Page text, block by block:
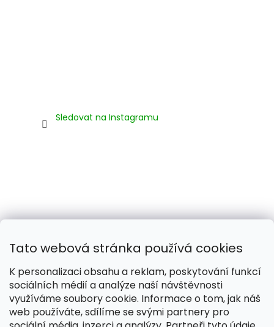
Tato webová stránka používá cookies
K personalizaci obsahu a reklam, poskytování funkcí
sociálních médií a analýze naší návštěvnosti
využíváme soubory cookie. Informace o tom, jak náš
web používáte, sdílíme se svými partnery pro
Sledovat na Instagramu
Naše smečka: Silver Needles (Chovatelská stanice)